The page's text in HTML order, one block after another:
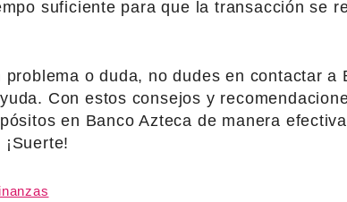
suficiente para que la transacción se
problema o duda, no dudes en contactar a
Con estos consejos y
en Banco Azteca de manera